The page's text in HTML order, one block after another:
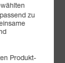
zu
Produkt-